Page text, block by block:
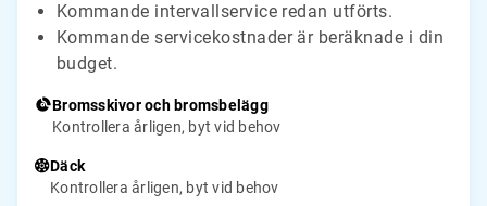
Kommande intervallservice redan utförts.
Kommande servicekostnader är beräknade i din
budget.
Bromsskivor och bromsbelägg
Kontrollera årligen, byt vid behov
Däck
Kontrollera årligen, byt vid behov